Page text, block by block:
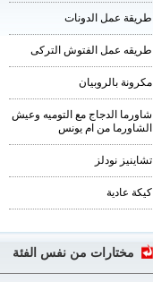
طريقة عمل الدونات
طريقه عمل الفتوش التركى
مكرونة بالروبيان
شاورما الدجاج مع التوميه وعيش
الشاورما من ام يونس
تشاينيز نودلز
كيكة عادية
مختارات من نفس الفئة